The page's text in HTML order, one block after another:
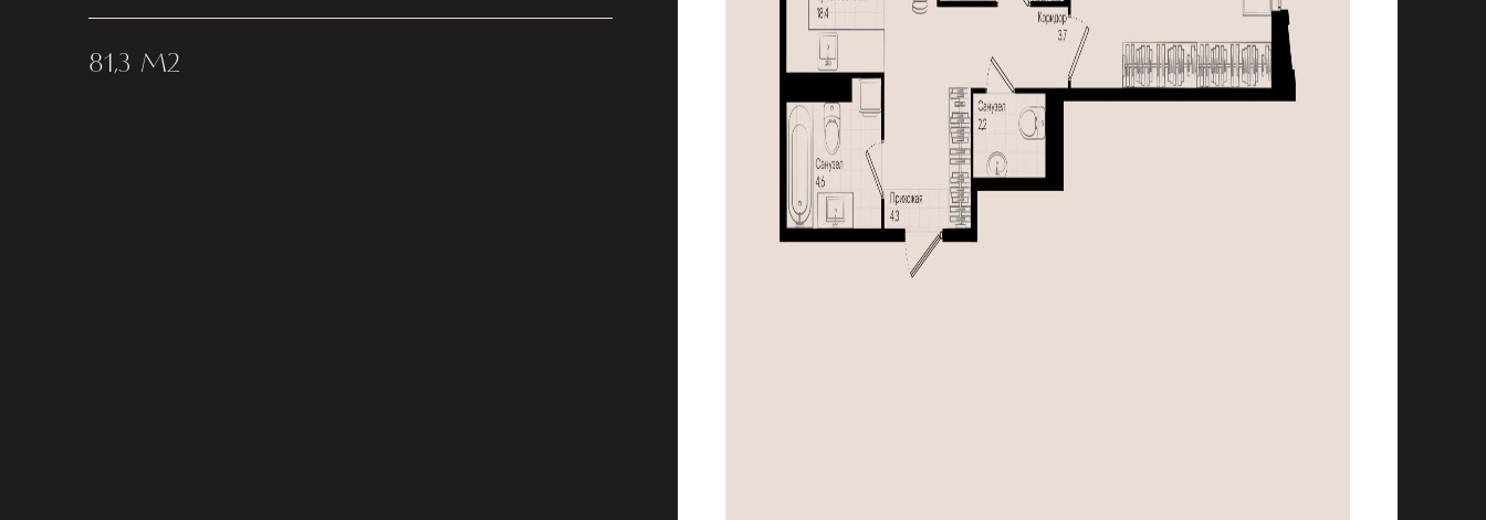
81,3 М2